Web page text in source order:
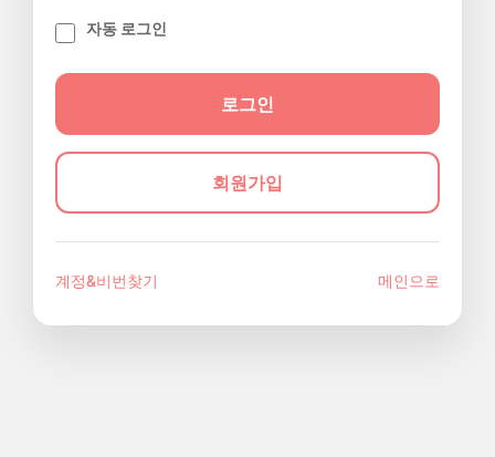
자동 로그인
회원가입
계정&비번찾기 메인으로